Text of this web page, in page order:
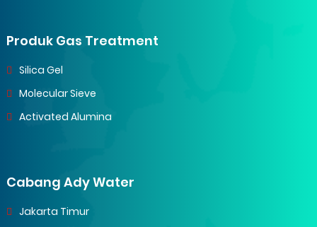
Produk Gas Treatment
Silica Gel
Molecular Sieve
Activated Alumina
Cabang Ady Water
Jakarta Timur